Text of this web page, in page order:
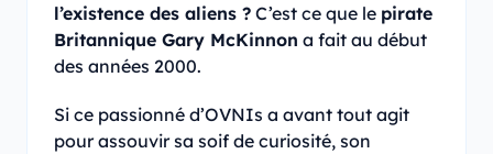
l’existence des aliens ? C’est ce que le pirate
Britannique Gary McKinnon a fait au début
des années 2000.
Si ce passionné d’OVNIs a avant tout agit
pour assouvir sa soif de curiosité, son